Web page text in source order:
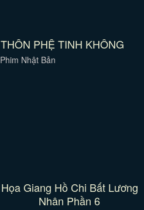
THÔN PHỆ TINH KHÔNG
Phim Nhật Bản
Họa Giang Hồ Chi Bất Lương
Nhân Phần 6